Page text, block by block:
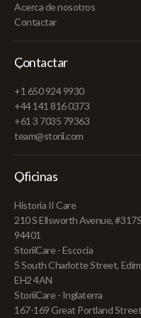
Acerca de nosotros
Contactar
Contactar
+1 650 924 9930
+44 141 816 0373
+61 3 7035 79363
team@storii.com
Oficinas
Historia II Care
210 S Ellsworth Avenue,
94401
StoriiCare - Escocia
5 South Charlotte Street,
EH2 4AN
StoriiCare - Inglaterra
167-169 Great Portland